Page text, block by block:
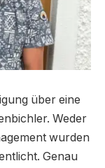
über eine
Weder
wurden
Genau